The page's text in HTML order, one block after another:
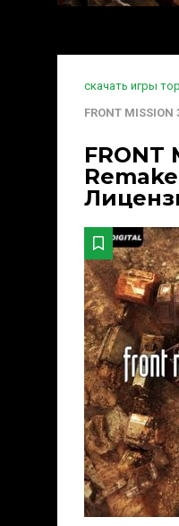
скачать игры
FRONT MISSION
FRONT